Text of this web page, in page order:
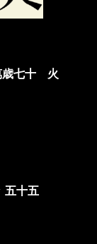
歳七十 火
五十五